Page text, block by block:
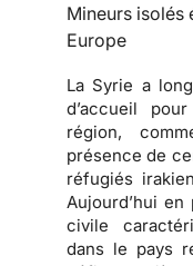
Mineurs isolés
Europe
La Syrie a
d’accueil
région,
présence de
réfugiés
Aujourd’hui
civile
dans le pays